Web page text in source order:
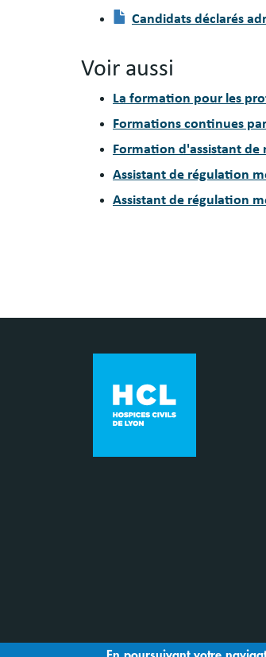
Document
Candidats déclarés
Voir aussi
La formation pour les
Formations continues
Formation d'assistant de
Assistant de régulation
Assistant de régulation